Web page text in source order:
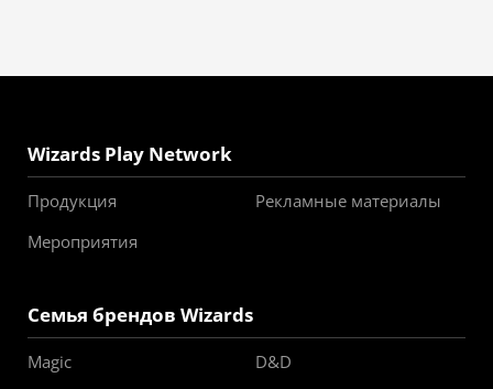
Wizards Play Network
Продукция
Рекламные материалы
Мероприятия
Семья брендов Wizards
Magic
D&D